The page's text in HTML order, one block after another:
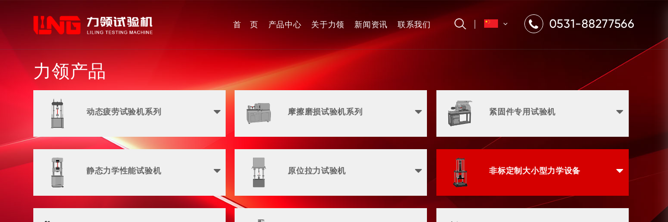
首 页 产品中心 关于力领 新闻资讯 联系我们 0531-88277566
力领产品
动态疲劳试验机系列 摩擦磨损试验机系列 紧固件专用试验机
静态力学性能试验机 原位拉力试验机 非标定制大小型力学设备